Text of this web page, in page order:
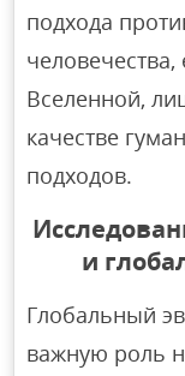
подхода
Вселенной,
качестве
подходов.
и
Глобальный
важную роль